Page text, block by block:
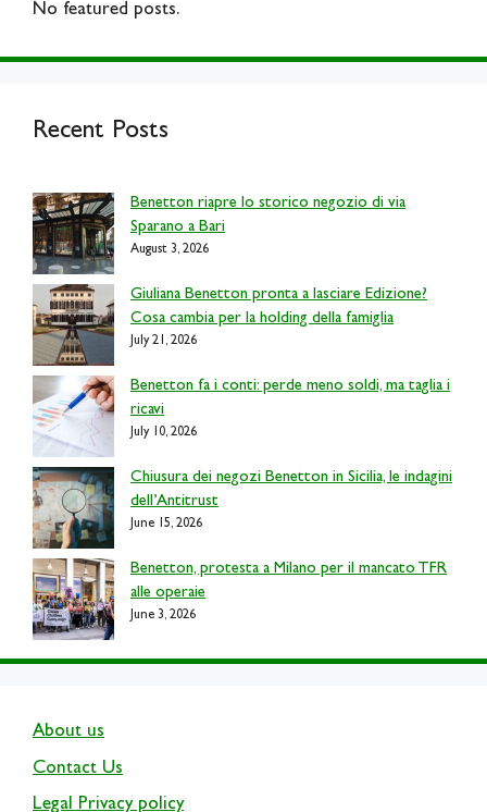
No featured posts.
Recent Posts
Benetton riapre lo storico negozio di via
Sparano a Bari
August 3, 2026
Giuliana Benetton pronta a lasciare Edizione?
Cosa cambia per la holding della famiglia
July 21, 2026
Benetton fa i conti: perde meno soldi, ma taglia i
ricavi
July 10, 2026
Chiusura dei negozi Benetton in Sicilia, le indagini
dell’Antitrust
June 15, 2026
Benetton, protesta a Milano per il mancato TFR
alle operaie
June 3, 2026
About us
Contact Us
Legal Privacy policy